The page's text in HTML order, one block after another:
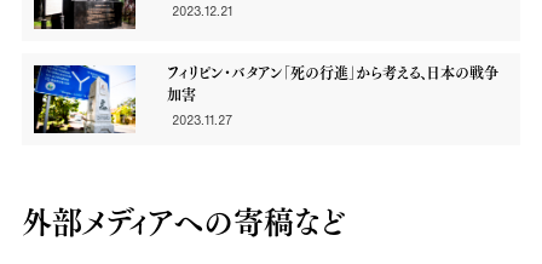
2023.12.21
フィリピン・バタアン「死の行進」から考える、日本の戦争
加害
2023.11.27
外部メディアへの寄稿など